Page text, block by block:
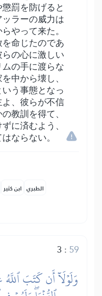
罰を防げると
ラーの威力は
やって来た。
命じたのであ
の心に激しい
の手に渡らな
中から壊し、
う事態となっ
、彼らが不信
教訓を得て、
に済むよう、
ならない。
ابن كثير الطبري
3 : 59
وَلَوۡلَآ أَن كَتَبَ